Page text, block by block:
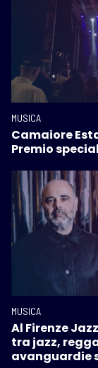
MUSICA
Camaiore
Premio
MUSICA
Al Firenze
tra jazz,
avanguardie